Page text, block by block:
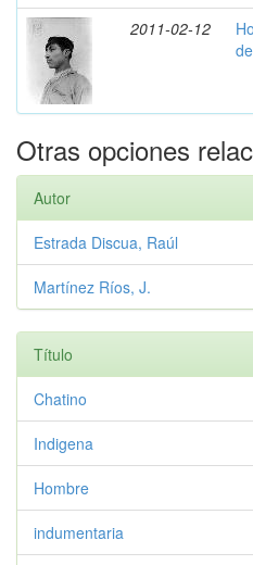
2011-02-12
Otras opciones
Autor
Estrada Discua, Raúl
Martínez Ríos, J.
Título
Chatino
Indigena
Hombre
indumentaria